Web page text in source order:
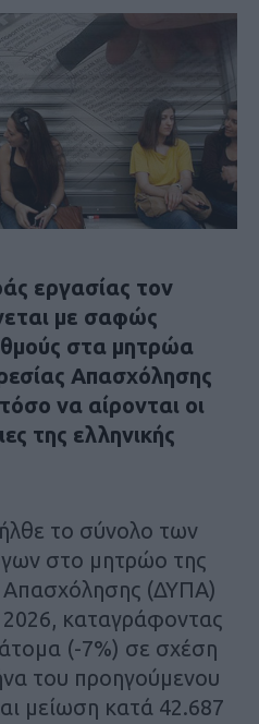
εργασίας τον
με σαφώς
στα μητρώα
Απασχόλησης
να αίρονται οι
της ελληνικής
το σύνολο των
στο μητρώο της
Απασχόλησης (ΔΥΠΑ)
καταγράφοντας
(-7%) σε σχέση
του προηγούμενου
μείωση κατά 42.687